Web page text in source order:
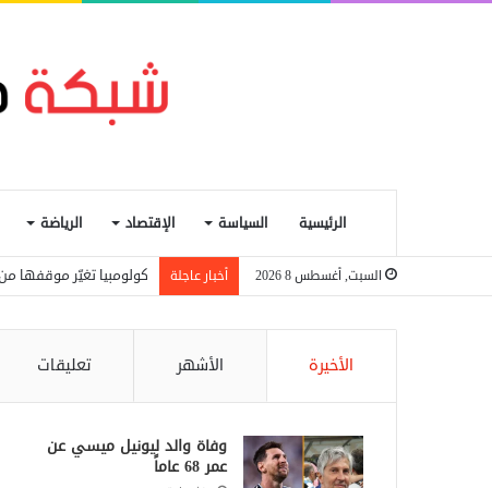
الرئيسية السياسة الإقتصاد الرياضة
السبت, أغسطس 8 2026 أخبار عاجلة كولومبيا تغيّر موقفها
الأخيرة الأشهر تعليقات
وفاة والد ليونيل ميسي عن
عمر 68 عاماً